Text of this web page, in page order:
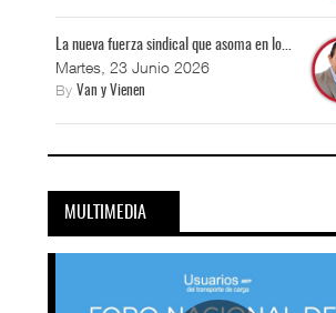
La nueva fuerza sindical que asoma en lo...
Martes, 23 Junio 2026
By Van y Vienen
MULTIMEDIA